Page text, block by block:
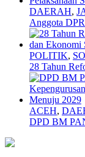
DAERAH,
Anggota
POLITIK,
28 Tahun
ACEH,
DPD BM